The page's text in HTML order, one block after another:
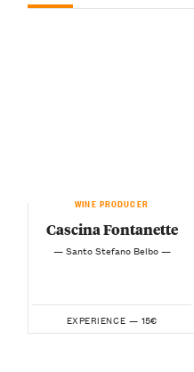
WINE PRODUCER
Cascina Fontanette
— Santo Stefano Belbo —
EXPERIENCE — 15€